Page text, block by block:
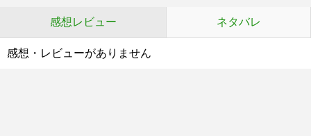
感想レビュー ネタバレ
感想・レビューがありません